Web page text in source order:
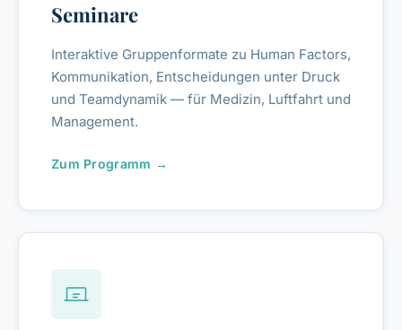
Seminare
Interaktive Gruppenformate zu Human Factors,
Kommunikation, Entscheidungen unter Druck
und Teamdynamik — für Medizin, Luftfahrt und
Management.
Zum Programm →